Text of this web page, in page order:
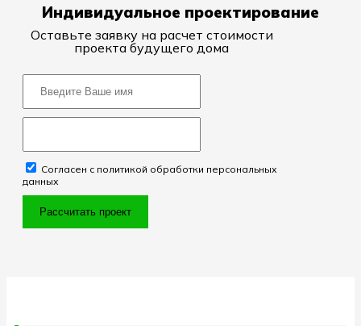
Индивидуальное проектирование
Оставьте заявку на расчет стоимости
проекта будущего дома
Согласен с политикой обработки персональных
данных
Рассчитать проект